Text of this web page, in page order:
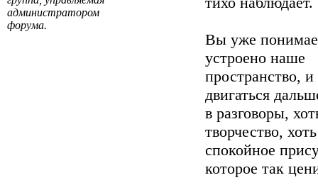
администратором
форума.
Вы уже
устроено наше
пространство,
двигаться
в разговоры,
творчество,
спокойное
которое так